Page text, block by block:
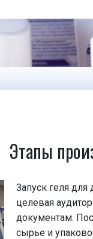
Этапы
Запуск геля для
целевая
документам.
сырье и